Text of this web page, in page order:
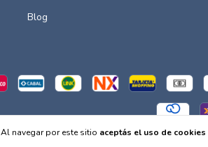
Al navegar por este sitio aceptás el uso de cookies
Blog